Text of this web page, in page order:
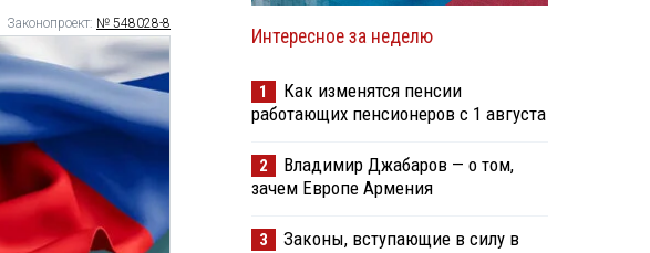
Законопроект: № 548028-8
Интересное за неделю
1
Как изменятся пенсии
работающих пенсионеров с 1 августа
2
Владимир Джабаров — о том,
зачем Европе Армения
3
Законы, вступающие в силу в